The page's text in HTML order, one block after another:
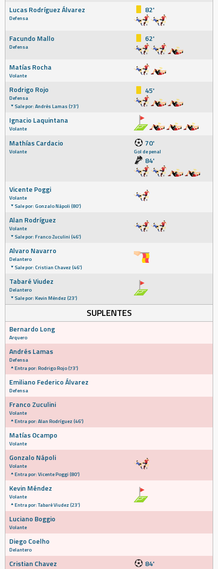
Lucas Rodríguez Álvarez
Defensa
82'
Facundo Mallo
Defensa
62'
Matías Rocha
Volante
Rodrigo Rojo
Defensa
Sale por: Andrés Lamas (73')
45'
Ignacio Laquintana
Volante
Mathías Cardacio
Volante
70'
Gol de penal
84'
Vicente Poggi
Volante
Sale por: Gonzalo Nápoli (80')
Alan Rodríguez
Volante
Sale por: Franco Zuculini (46')
Alvaro Navarro
Delantero
Sale por: Cristian Chavez (46')
Tabaré Viudez
Delantero
Sale por: Kevin Méndez (23')
SUPLENTES
Bernardo Long
Arquero
Andrés Lamas
Defensa
Entra por: Rodrigo Rojo (73')
Emiliano Federico Álvarez
Defensa
Franco Zuculini
Volante
Entra por: Alan Rodríguez (46')
Matías Ocampo
Volante
Gonzalo Nápoli
Volante
Entra por: Vicente Poggi (80')
Kevin Méndez
Volante
Entra por: Tabaré Viudez (23')
Luciano Boggio
Volante
Diego Coelho
Delantero
Cristian Chavez 84'